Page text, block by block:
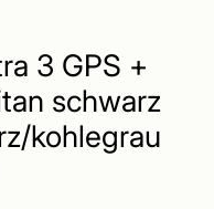
3 GPS +
schwarz
kohlegrau